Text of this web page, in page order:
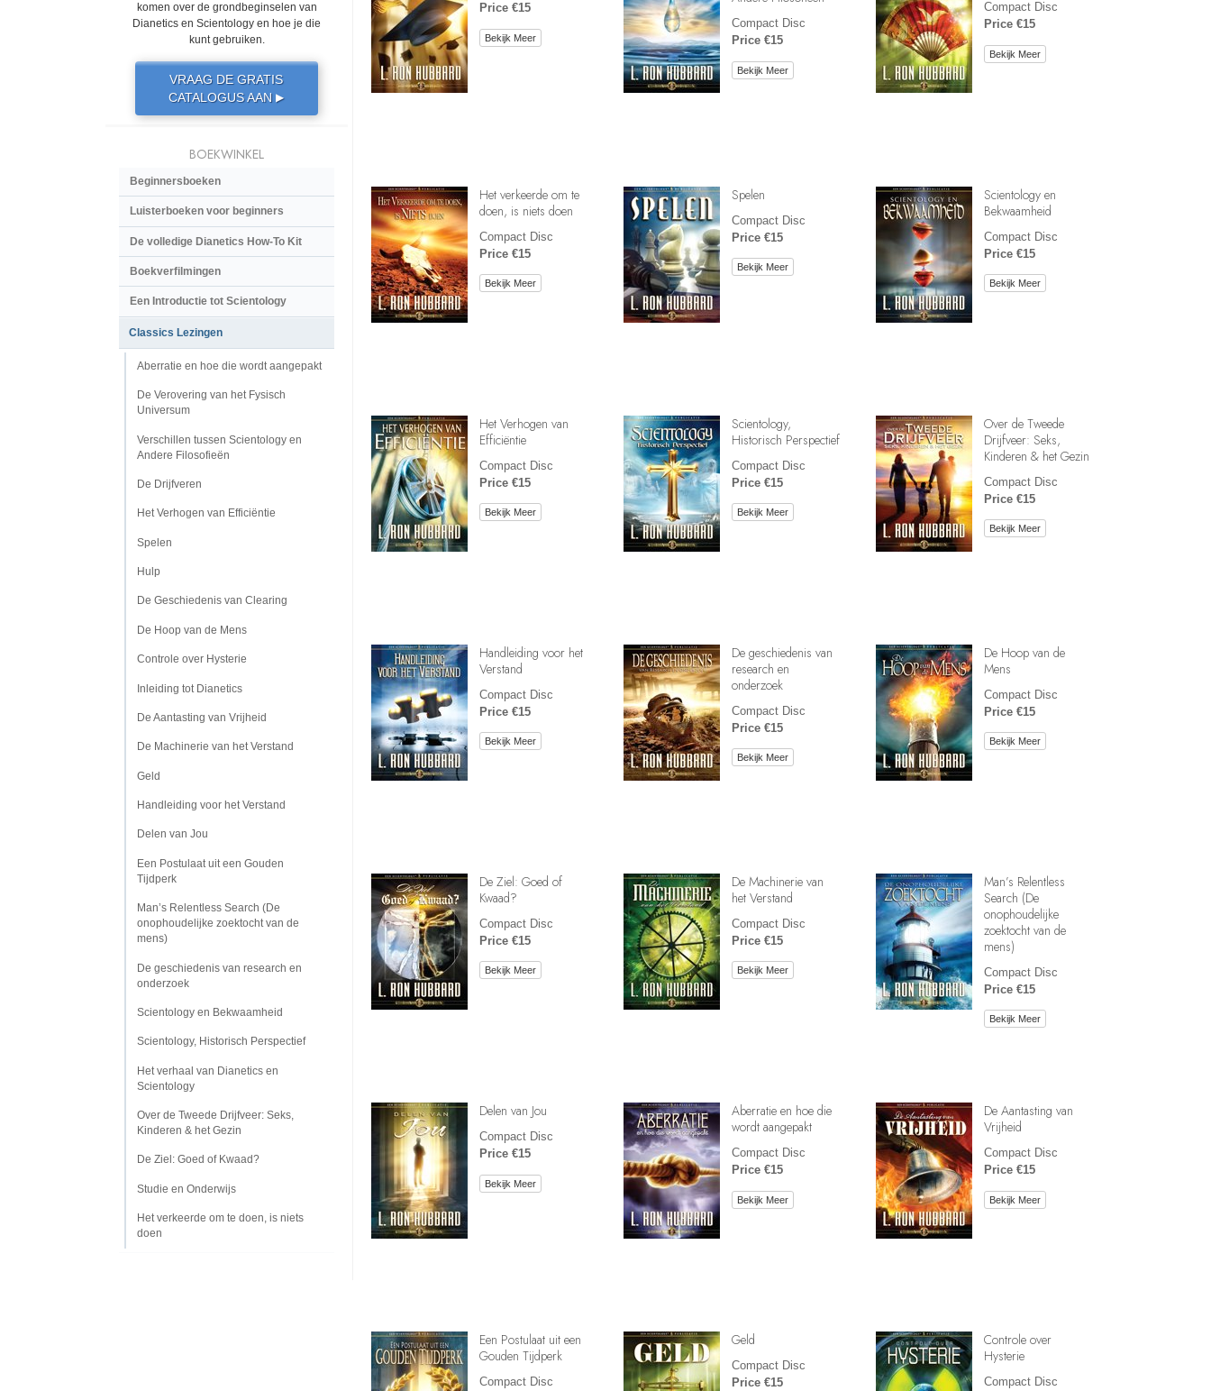
Price €15
Bekijk Meer
Compact Disc
Price €15
Bekijk Meer
Compact Disc
Price €15
Bekijk Meer
Het verkeerde om te
doen, is niets doen
Compact Disc
Price €15
Bekijk Meer
Spelen
Compact Disc
Price €15
Bekijk Meer
Scientology en
Bekwaamheid
Compact Disc
Price €15
Bekijk Meer
Het Verhogen van
Efficiëntie
Compact Disc
Price €15
Bekijk Meer
Scientology,
Historisch Perspectief
Compact Disc
Price €15
Bekijk Meer
Over de Tweede
Drijfveer: Seks,
Kinderen & het Gezin
Compact Disc
Price €15
Bekijk Meer
Handleiding voor het
Verstand
Compact Disc
Price €15
Bekijk Meer
De geschiedenis van
research en
onderzoek
Compact Disc
Price €15
Bekijk Meer
De Hoop van de
Mens
Compact Disc
Price €15
Bekijk Meer
De Ziel: Goed of
Kwaad?
Compact Disc
Price €15
Bekijk Meer
De Machinerie van
het Verstand
Compact Disc
Price €15
Bekijk Meer
Man’s Relentless
Search (De
onophoudelijke
zoektocht van de
mens)
Compact Disc
Price €15
Bekijk Meer
Delen van Jou
Compact Disc
Price €15
Bekijk Meer
Aberratie en hoe die
wordt aangepakt
Compact Disc
Price €15
Bekijk Meer
De Aantasting van
Vrijheid
Compact Disc
Price €15
Bekijk Meer
Een Postulaat uit een
Gouden Tijdperk
Compact Disc
Geld
Compact Disc
Price €15
Controle over
Hysterie
Compact Disc
komen over de grondbeginselen van
Dianetics en Scientology en hoe je die
kunt gebruiken.
VRAAG DE GRATIS
CATALOGUS AAN▶
BOEKWINKEL
Beginnersboeken
Luisterboeken voor beginners
De volledige Dianetics How-To Kit
Boekverfilmingen
Een Introductie tot Scientology
Classics Lezingen
Aberratie en hoe die wordt aangepakt
De Verovering van het Fysisch
Universum
Verschillen tussen Scientology en
Andere Filosofieën
De Drijfveren
Het Verhogen van Efficiëntie
Spelen
Hulp
De Geschiedenis van Clearing
De Hoop van de Mens
Controle over Hysterie
Inleiding tot Dianetics
De Aantasting van Vrijheid
De Machinerie van het Verstand
Geld
Handleiding voor het Verstand
Delen van Jou
Een Postulaat uit een Gouden
Tijdperk
Man’s Relentless Search (De
onophoudelijke zoektocht van de
mens)
De geschiedenis van research en
onderzoek
Scientology en Bekwaamheid
Scientology, Historisch Perspectief
Het verhaal van Dianetics en
Scientology
Over de Tweede Drijfveer: Seks,
Kinderen & het Gezin
De Ziel: Goed of Kwaad?
Studie en Onderwijs
Het verkeerde om te doen, is niets
doen